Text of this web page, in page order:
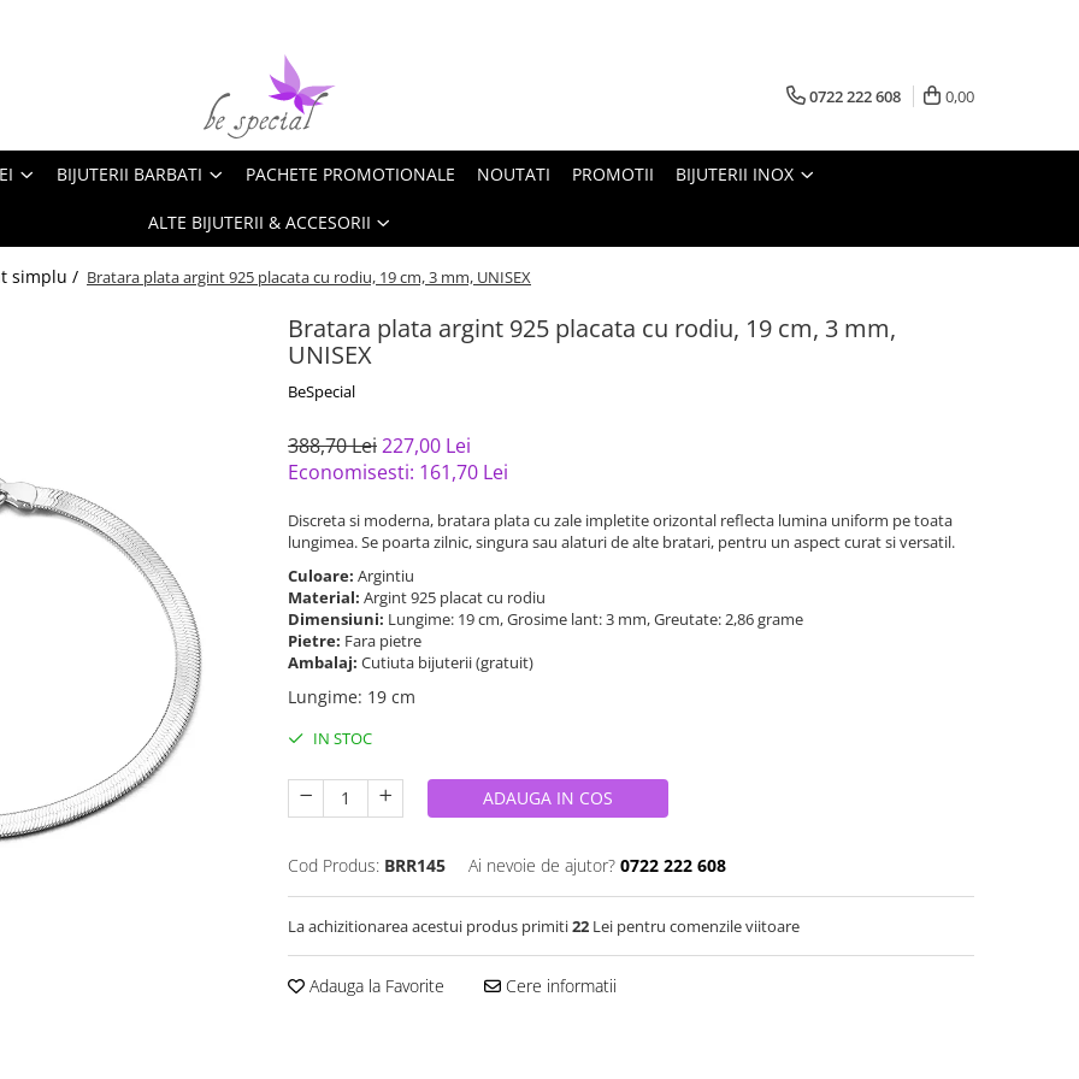
0722 222 608 0,00
BIJUTERII BARBATI PACHETE PROMOTIONALE NOUTATI PROMOTII BIJUTERII INOX
ALTE BIJUTERII & ACCESORII
simplu / Bratara plata argint 925 placata cu rodiu, 19 cm, 3 mm, UNISEX
Bratara plata argint 925 placata cu rodiu, 19 cm, 3 mm,
UNISEX
BeSpecial
388,70 Lei227,00 Lei
Economisesti: 161,70 Lei
Discreta si moderna, bratara plata cu zale impletite orizontal reflecta lumina uniform pe toata
lungimea. Se poarta zilnic, singura sau alaturi de alte bratari, pentru un aspect curat si versatil.
Culoare: Argintiu
Material: Argint 925 placat cu rodiu
Dimensiuni: Lungime: 19 cm, Grosime lant: 3 mm, Greutate: 2,86 grame
Pietre: Fara pietre
Ambalaj: Cutiuta bijuterii (gratuit)
Lungime: 19 cm
IN STOC
ADAUGA IN COS
Cod Produs: BRR145 Ai nevoie de ajutor? 0722 222 608
La achizitionarea acestui produs primiti22 Lei pentru comenzile viitoare
Adauga la Favorite Cere informatii